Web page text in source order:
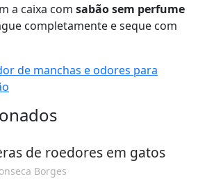
a caixa com sabão sem perfume
completamente e seque com
de manchas e odores para
de roedores em gatos
Borges